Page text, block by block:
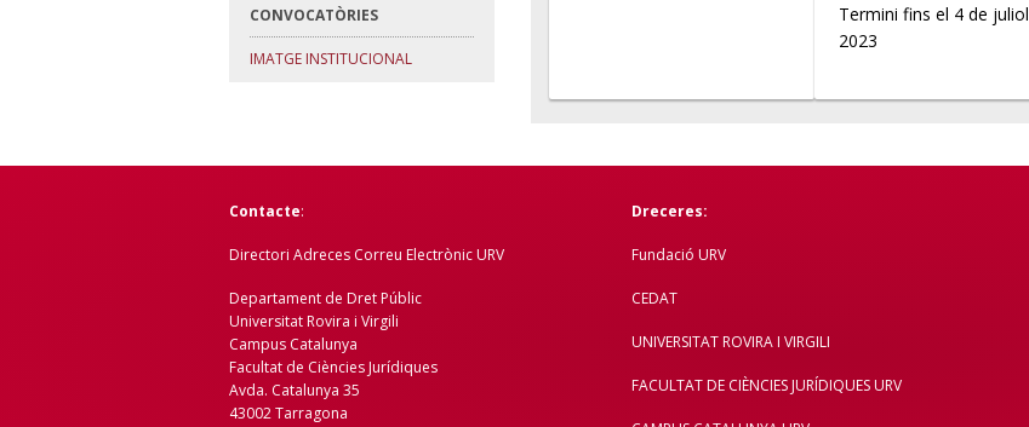
CONVOCATÒRIES
IMATGE INSTITUCIONAL
Termini fins el 4 de juliol
2023
Contacte:
Directori Adreces Correu Electrònic URV
Departament de Dret Públic
Universitat Rovira i Virgili
Campus Catalunya
Facultat de Ciències Jurídiques
Avda. Catalunya 35
43002 Tarragona
Dreceres:
Fundació URV
CEDAT
UNIVERSITAT ROVIRA I VIRGILI
FACULTAT DE CIÈNCIES JURÍDIQUES URV